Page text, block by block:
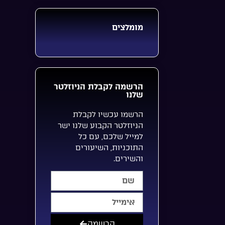
מומלצים
הרשמה לקבלת הניוזלטר
שלנו
הרשמו עכשיו לקבלת
הניוזלטר הקבוע שלנו ישר
למייל שלכם, עם כל
התוכניות, השיעורים
והשירים.